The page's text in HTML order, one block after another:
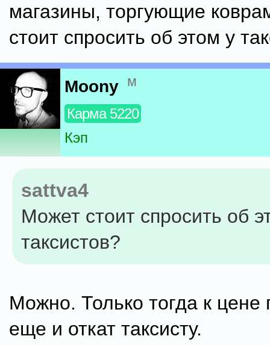
магазины, торгующие
стоит спросить об этом у
Moony м
Карма 5220
Кэп
sattva4
Может стоит спросить об
таксистов?
Можно. Только тогда к цене
еще и откат таксисту.